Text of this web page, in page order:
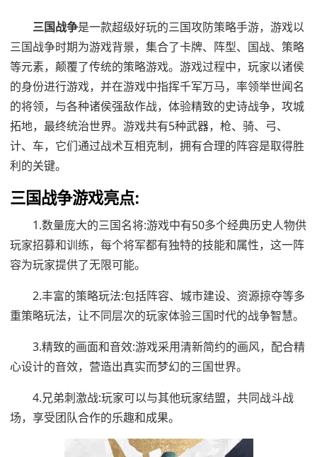
三国战争是一款超级好玩的三国攻防策略手游，游戏以
三国战争时期为游戏背景，集合了卡牌、阵型、国战、策略
等元素，颠覆了传统的策略游戏。游戏过程中，玩家以诸侯
的身份进行游戏，并在游戏中指挥千军万马，率领举世闻名
的将领，与各种诸侯强敌作战，体验精致的史诗战争，攻城
拓地，最终统治世界。游戏共有5种武器，枪、骑、弓、
计、车，它们通过战术互相克制，拥有合理的阵容是取得胜
利的关键。
三国战争游戏亮点:
1.数量庞大的三国名将:游戏中有50多个经典历史人物供
玩家招募和训练，每个将军都有独特的技能和属性，这一阵
容为玩家提供了无限可能。
2.丰富的策略玩法:包括阵容、城市建设、资源掠夺等多
重策略玩法，让不同层次的玩家体验三国时代的战争智慧。
3.精致的画面和音效:游戏采用清新简约的画风，配合精
心设计的音效，营造出真实而梦幻的三国世界。
4.兄弟刺激战:玩家可以与其他玩家结盟，共同战斗战
场，享受团队合作的乐趣和成果。